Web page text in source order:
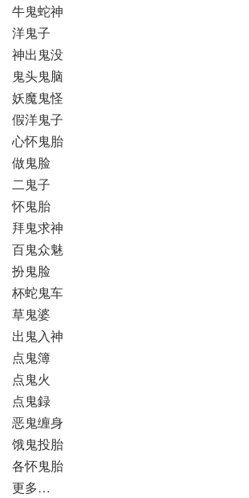
牛鬼蛇神
洋鬼子
神出鬼没
鬼头鬼脑
妖魔鬼怪
假洋鬼子
心怀鬼胎
做鬼脸
二鬼子
怀鬼胎
拜鬼求神
百鬼众魅
扮鬼脸
杯蛇鬼车
草鬼婆
出鬼入神
点鬼簿
点鬼火
点鬼録
恶鬼缠身
饿鬼投胎
各怀鬼胎
更多…